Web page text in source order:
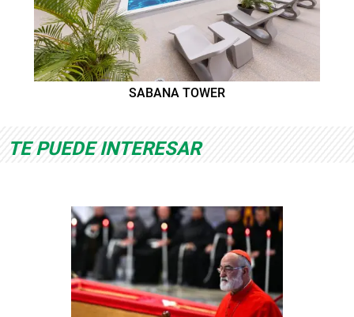
SABANA TOWER
TE PUEDE INTERESAR